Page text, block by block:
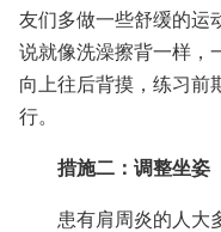
友们多做一些舒缓的运
说就像洗澡擦背一样，
向上往后背摸，练习前
行。
措施二：调整坐姿
患有肩周炎的人大